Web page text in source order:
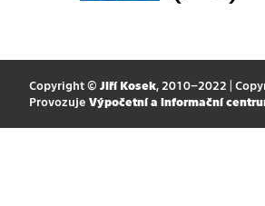
Copyright © Jiří Kosek, 2010–2022 |
Provozuje Výpočetní a informační